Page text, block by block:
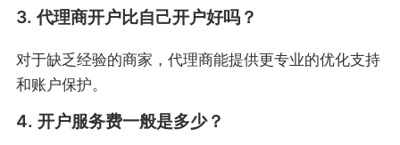
3. 代理商开户比自己开户好吗？
对于缺乏经验的商家，代理商能提供更专业的优化支持
和账户保护。
4. 开户服务费一般是多少？